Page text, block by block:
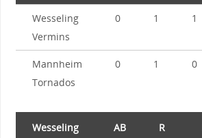
Wesseling
Vermins
0 1 1
Mannheim
Tornados
0 1 0
Wesseling
AB R